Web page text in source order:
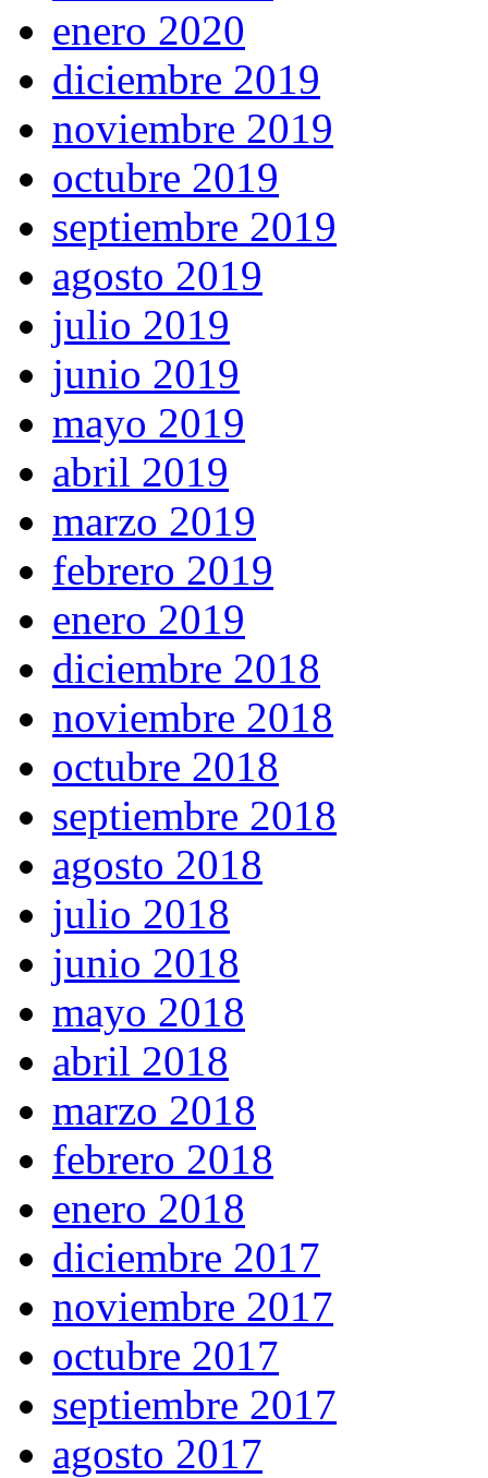
enero 2020
diciembre 2019
noviembre 2019
octubre 2019
septiembre 2019
agosto 2019
julio 2019
junio 2019
mayo 2019
abril 2019
marzo 2019
febrero 2019
enero 2019
diciembre 2018
noviembre 2018
octubre 2018
septiembre 2018
agosto 2018
julio 2018
junio 2018
mayo 2018
abril 2018
marzo 2018
febrero 2018
enero 2018
diciembre 2017
noviembre 2017
octubre 2017
septiembre 2017
agosto 2017